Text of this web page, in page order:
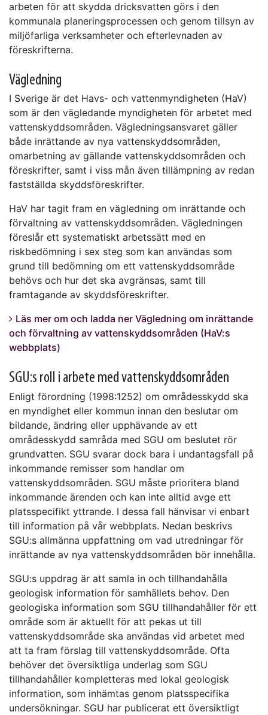
arbeten för att skydda dricksvatten görs i den
kommunala planeringsprocessen och genom tillsyn av
miljöfarliga verksamheter och efterlevnaden av
föreskrifterna.
Vägledning
I Sverige är det Havs- och vattenmyndigheten (HaV)
som är den vägledande myndigheten för arbetet med
vattenskyddsområden. Vägledningsansvaret gäller
både inrättande av nya vattenskyddsområden,
omarbetning av gällande vattenskyddsområden och
föreskrifter, samt i viss mån även tillämpning av redan
fastställda skyddsföreskrifter.
HaV har tagit fram en vägledning om inrättande och
förvaltning av vattenskyddsområden. Vägledningen
föreslår ett systematiskt arbetssätt med en
riskbedömning i sex steg som kan användas som
grund till bedömning om ett vattenskyddsområde
behövs och hur det ska avgränsas, samt till
framtagande av skyddsföreskrifter.
Läs mer om och ladda ner Vägledning om inrättande
och förvaltning av vattenskyddsområden (HaV:s
webbplats)
SGU:s roll i arbete med vattenskyddsområden
Enligt förordning (1998:1252) om områdesskydd ska
en myndighet eller kommun innan den beslutar om
bildande, ändring eller upphävande av ett
områdesskydd samråda med SGU om beslutet rör
grundvatten. SGU svarar dock bara i undantagsfall på
inkommande remisser som handlar om
vattenskyddsområden. SGU måste prioritera bland
inkommande ärenden och kan inte alltid avge ett
platsspecifikt yttrande. I dessa fall hänvisar vi enbart
till information på vår webbplats. Nedan beskrivs
SGU:s allmänna uppfattning om vad utredningar för
inrättande av nya vattenskyddsområden bör innehålla.
SGU:s uppdrag är att samla in och tillhandahålla
geologisk information för samhällets behov. Den
geologiska information som SGU tillhandahåller för ett
område som är aktuellt för att pekas ut till
vattenskyddsområde ska användas vid arbetet med
att ta fram förslag till vattenskyddsområde. Ofta
behöver det översiktliga underlag som SGU
tillhandahåller kompletteras med lokal geologisk
information, som inhämtas genom platsspecifika
undersökningar. SGU har publicerat ett översiktligt